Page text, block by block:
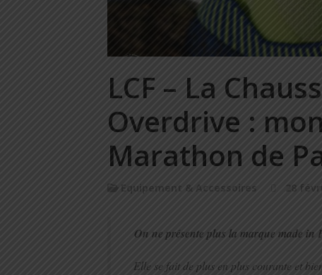
LCF – La
Overdrive :
Marathon de
Equipement & Accessoires 28
On ne présente plus la marque made
Elle se fait de plus en plus courante et